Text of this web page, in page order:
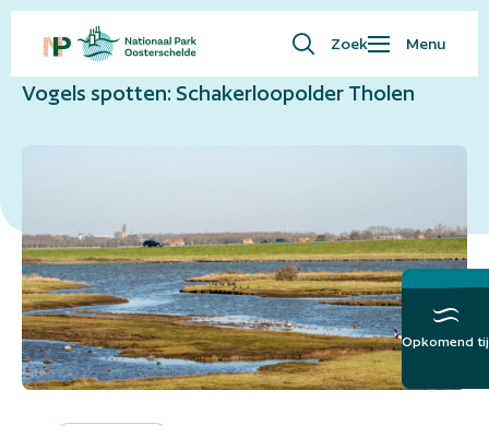
Zoek Menu
Bezoekersinfo
Natuur
Over ons
English
Meer over het
Getij
Waar ben je naar op zoek?
Naar overzicht
Vogels spotten: Schakerloopolder Tholen
Opkomend tij